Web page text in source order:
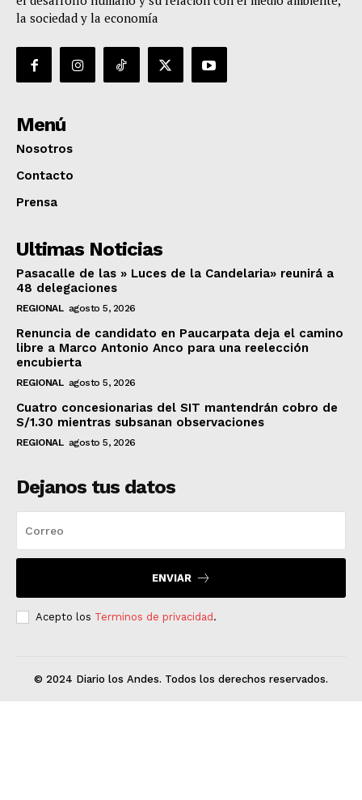
la sociedad y la economía
Menú
Nosotros
Contacto
Prensa
Ultimas Noticias
Pasacalle de las » Luces de la Candelaria» reunirá a
48 delegaciones
REGIONAL agosto 5, 2026
Renuncia de candidato en Paucarpata deja el camino
libre a Marco Antonio Anco para una reelección
encubierta
REGIONAL agosto 5, 2026
Cuatro concesionarias del SIT mantendrán cobro de
S/1.30 mientras subsanan observaciones
REGIONAL agosto 5, 2026
Dejanos tus datos
ENVIAR
Acepto los Terminos de privacidad .
© 2024 Diario los Andes. Todos los derechos reservados.